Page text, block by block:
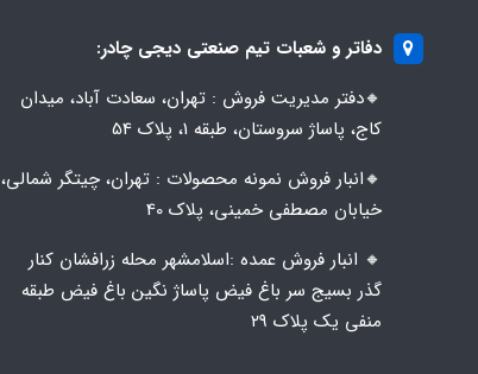
دفاتر و شعبات تیم صنعتی دیجی چادر:
🔸️​​دفتر مدیریت فروش : تهران، سعادت آباد، میدان
کاج، پاساژ سروستان، طبقه 1، پلاک 54
🔸️​​انبار فروش نمونه محصولات : تهران، چیتگر شمالی،
خیابان مصطفی خمینی، پلاک 40
🔸️ انبار فروش عمده :اسلامشهر محله زرافشان کنار
گذر بسیج سر باغ فیض پاساژ نگین باغ فیض طبقه
منفی یک پلاک ۲۹